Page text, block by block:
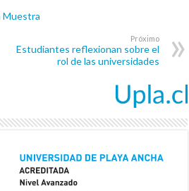
Muestra
Próximo
Estudiantes reflexionan sobre el
rol de las universidades